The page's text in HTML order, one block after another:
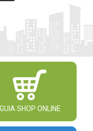
GUIA SHOP ONLINE